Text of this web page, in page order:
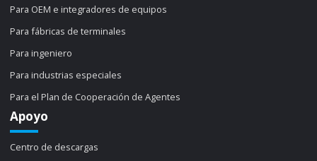
Para OEM e integradores de equipos
Para fábricas de terminales
Para ingeniero
Para industrias especiales
Para el Plan de Cooperación de Agentes
Apoyo
Centro de descargas